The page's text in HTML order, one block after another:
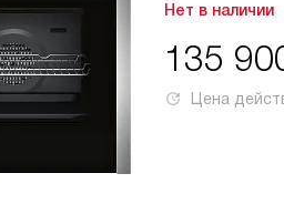
Нет в наличии
135
Цена